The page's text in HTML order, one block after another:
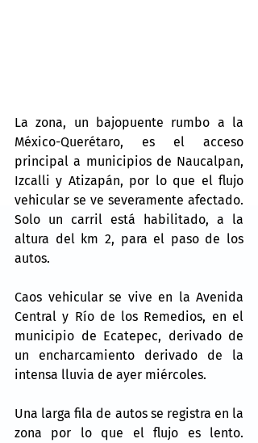
La zona, un bajopuente rumbo a la
México-Querétaro, es el acceso
principal a municipios de Naucalpan,
Izcalli y Atizapán, por lo que el flujo
vehicular se ve severamente afectado.
Solo un carril está habilitado, a la
altura del km 2, para el paso de los
autos.
Caos vehicular se vive en la Avenida
Central y Río de los Remedios, en el
municipio de Ecatepec, derivado de
un encharcamiento derivado de la
intensa lluvia de ayer miércoles.
Una larga fila de autos se registra en la
zona por lo que el flujo es lento.